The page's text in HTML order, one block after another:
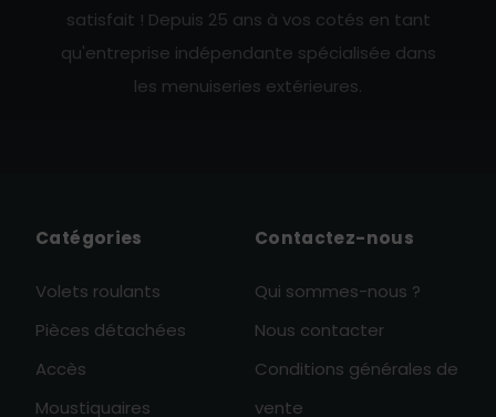
satisfait ! Depuis 25 ans à vos cotés en tant
qu'entreprise indépendante spécialisée dans
les menuiseries extérieures.
Catégories
Volets roulants
Pièces détachées
Accès
Moustiquaires
Contactez-nous
Qui sommes-nous ?
Nous contacter
Conditions générales de
vente